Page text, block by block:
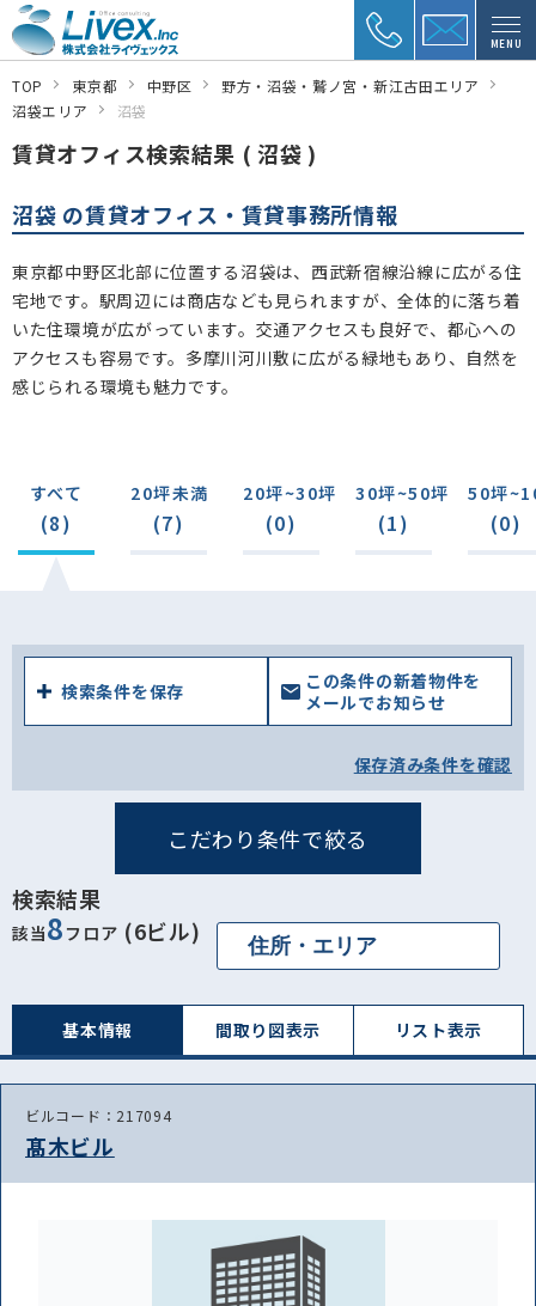
MENU
TOP 東京都 中野区
野方・沼袋・鷲ノ宮・新江古田エリア
沼袋エリア
沼袋
賃貸オフィス検索結果 ( 沼袋 )
沼袋 の賃貸オフィス・賃貸事務所情報
東京都中野区北部に位置する沼袋は、西武新宿線沿線に広がる住
宅地です。駅周辺には商店なども見られますが、全体的に落ち着
いた住環境が広がっています。交通アクセスも良好で、都心への
アクセスも容易です。多摩川河川敷に広がる緑地もあり、自然を
感じられる環境も魅力です。
すべて
(8)
20坪未満
(7)
20坪~30坪
(0)
30坪~50坪
(1)
50坪
(0)
検索条件を保存
この条件の新着物件を
メールでお知らせ
保存済み条件を確認
こだわり条件で絞る
検索結果
該当8 フロア (6ビル)
基本情報 間取り図表⽰ リスト表⽰
ビルコード：217094
髙木ビル